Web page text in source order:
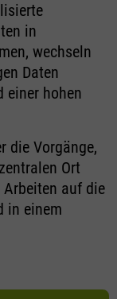
in
wechseln
Daten
einer hohen
die Vorgänge,
Ort
auf die
in einem